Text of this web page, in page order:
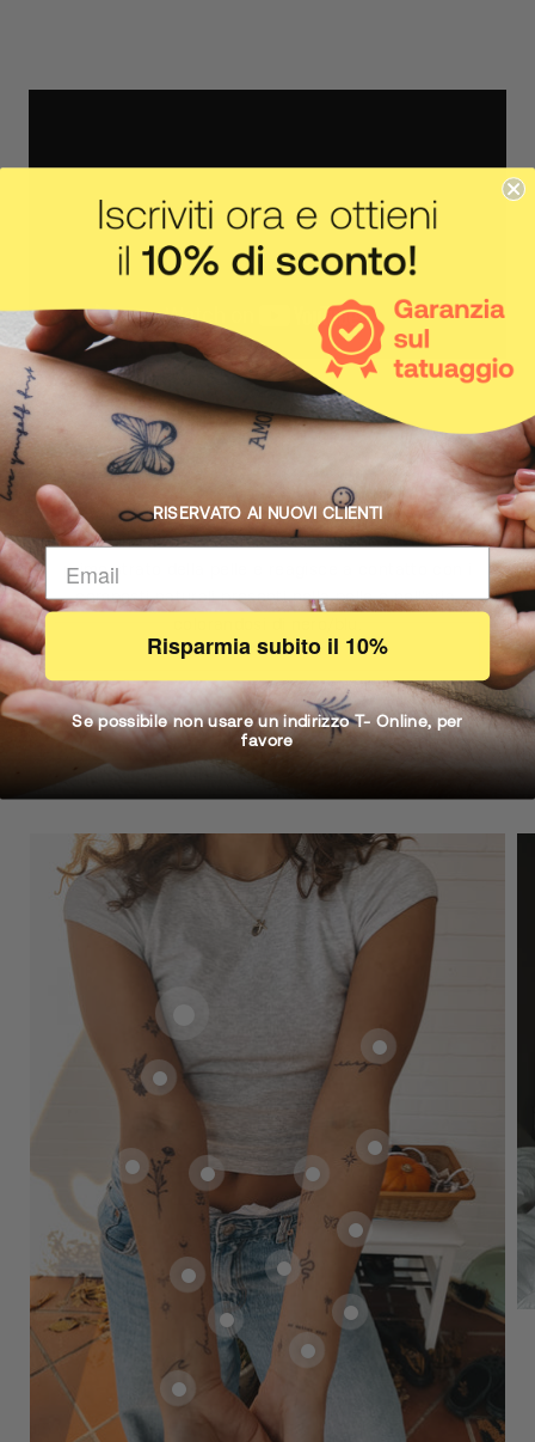
IL CORPO FA IL SUO LAVORO
Come funziona
Il nostro inchiostro naturale Inkster viene assorbito dal
primo strato della pelle e reagisce a contatto con i
composti naturali presenti nella pelle e nell'aria,
Shop the Look
RISERVATO AI NUOVI CLIENTI
Risparmia subito il 10%
Se possibile non usare un indirizzo T- Online, per
favore